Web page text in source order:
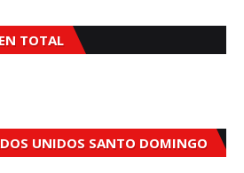
TOTAL
UNIDOS SANTO DOMINGO